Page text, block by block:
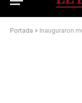
Portada » Inauguraron